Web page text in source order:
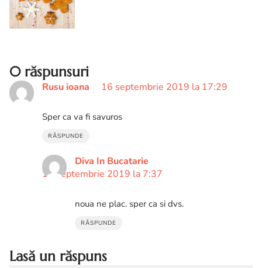
0 răspunsuri
Rusu ioana 16 septembrie 2019 la 17:29
Sper ca va fi savuros
RĂSPUNDE
Diva In Bucatarie
17 septembrie 2019 la 7:37
noua ne plac. sper ca si dvs.
RĂSPUNDE
Lasă un răspuns